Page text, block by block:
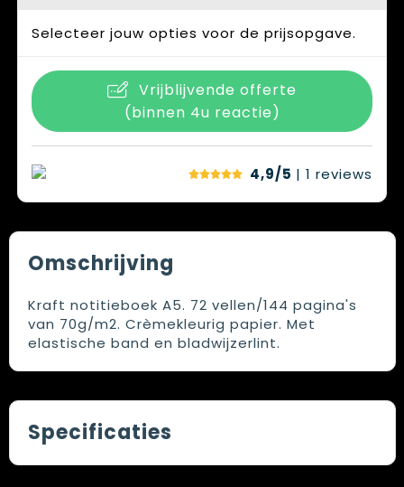
Selecteer jouw opties voor de prijsopgave.
Vrijblijvende offerte
(binnen 4u reactie)
4,9/5 | 1 reviews
Omschrijving
Kraft notitieboek A5. 72 vellen/144 pagina's
van 70g/m2. Crèmekleurig papier. Met
elastische band en bladwijzerlint.
Specificaties